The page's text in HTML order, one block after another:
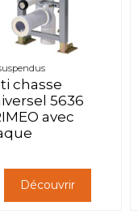
chasse
5636
avec
Découvrir